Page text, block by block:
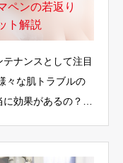
ペンの若返り
ト解説
ナンスとして注目
々な肌トラブルの
効果があるの？